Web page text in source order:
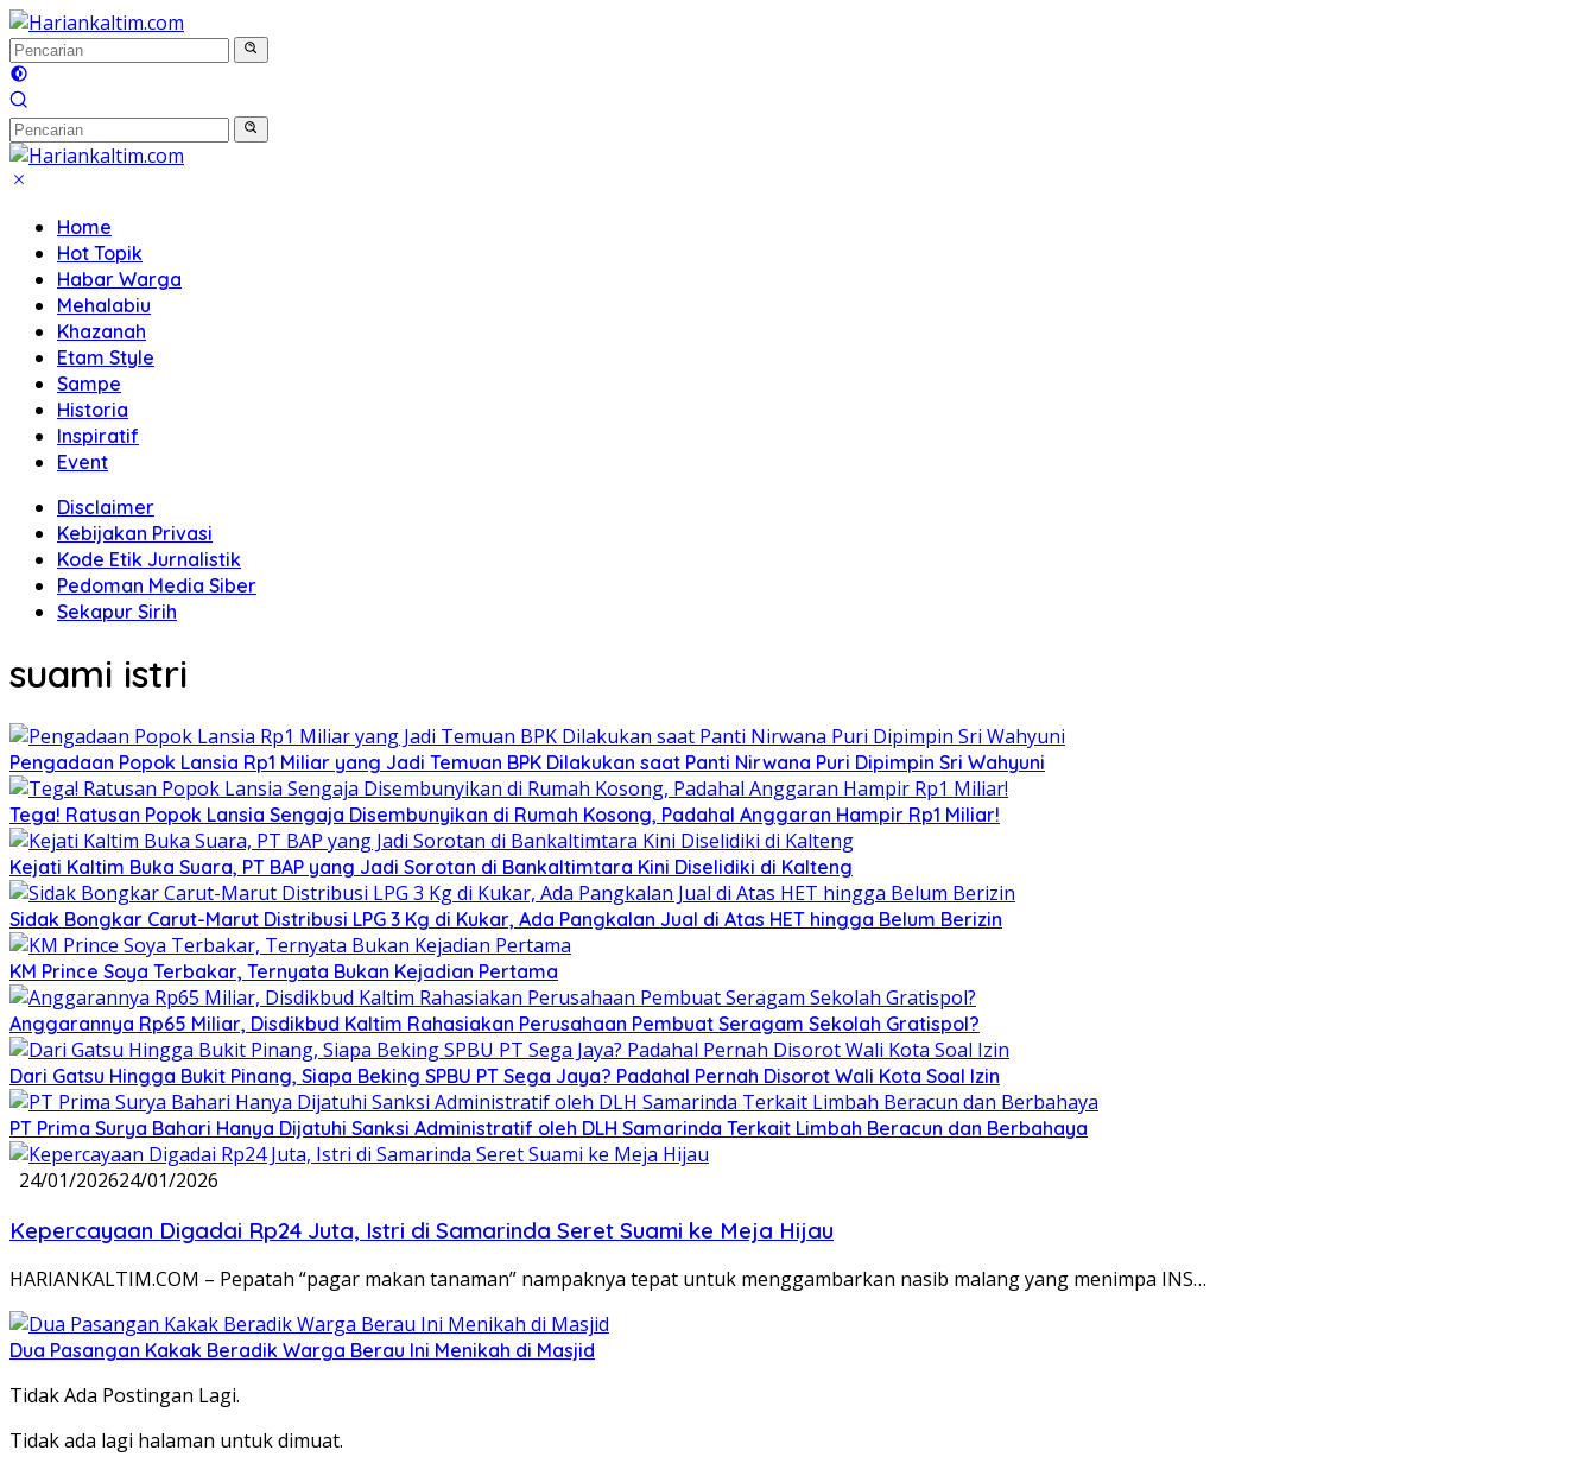
Langsung
ke
konten
Home
Hot Topik
Habar Warga
Mehalabiu
Khazanah
Etam Style
Sampe
Historia
Inspiratif
Event
Disclaimer
Kebijakan Privasi
Kode Etik Jurnalistik
Pedoman Media Siber
Sekapur Sirih
suami istri
Pengadaan Popok Lansia Rp1 Miliar yang Jadi Temuan BPK Dilakukan saat Panti Nirwana Puri Dipimpin Sri Wahyuni
Tega! Ratusan Popok Lansia Sengaja Disembunyikan di Rumah Kosong, Padahal Anggaran Hampir Rp1 Miliar!
Kejati Kaltim Buka Suara, PT BAP yang Jadi Sorotan di Bankaltimtara Kini Diselidiki di Kalteng
Sidak Bongkar Carut-Marut Distribusi LPG 3 Kg di Kukar, Ada Pangkalan Jual di Atas HET hingga Belum Berizin
KM Prince Soya Terbakar, Ternyata Bukan Kejadian Pertama
Anggarannya Rp65 Miliar, Disdikbud Kaltim Rahasiakan Perusahaan Pembuat Seragam Sekolah Gratispol?
Dari Gatsu Hingga Bukit Pinang, Siapa Beking SPBU PT Sega Jaya? Padahal Pernah Disorot Wali Kota Soal Izin
PT Prima Surya Bahari Hanya Dijatuhi Sanksi Administratif oleh DLH Samarinda Terkait Limbah Beracun dan Berbahaya
24/01/202624/01/2026
Kepercayaan Digadai Rp24 Juta, Istri di Samarinda Seret Suami ke Meja Hijau
HARIANKALTIM.COM – Pepatah “pagar makan tanaman” nampaknya tepat untuk menggambarkan nasib malang yang menimpa INS…
Dua Pasangan Kakak Beradik Warga Berau Ini Menikah di Masjid
Tidak Ada Postingan Lagi.
Tidak ada lagi halaman untuk dimuat.